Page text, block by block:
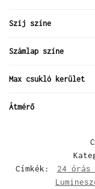
Szíj színe
Számlap színe
Max csukló kerület
Átmérő
Címkék:
24 órás